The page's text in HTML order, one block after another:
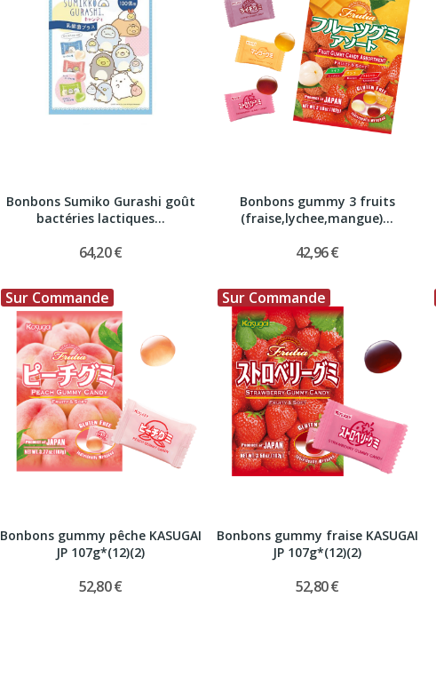
Bonbons Sumiko Gurashi goût
bactéries lactiques...
64,20 €
Bonbons gummy 3 fruits
(fraise,lychee,mangue)...
42,96 €
Sur Commande
Bonbons gummy pêche KASUGAI
JP 107g*(12)(2)
52,80 €
Sur Commande
Bonbons gummy fraise KASUGAI
JP 107g*(12)(2)
52,80 €